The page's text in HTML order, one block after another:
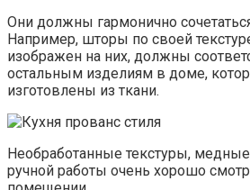
Они должны гармонично
Например, шторы по своей
изображен на них, должны
остальным изделиям в доме,
изготовлены из ткани.
Необработанные текстуры,
ручной работы очень хорошо